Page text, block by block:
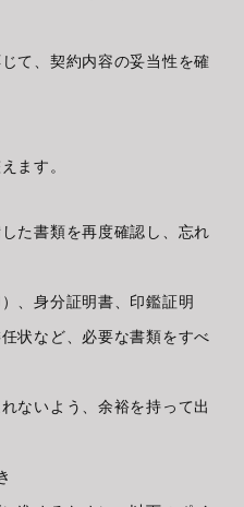
て、契約内容の妥当性を確
ます。
た書類を再度確認し、忘れ
、身分証明書、印鑑証明
状など、必要な書類をすべ
ないよう、余裕を持って出